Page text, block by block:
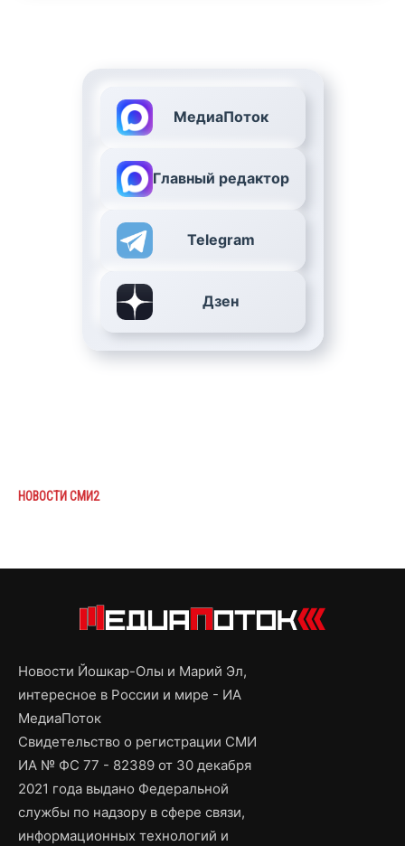
МедиаПоток
Главный редактор
Telegram
Дзен
НОВОСТИ СМИ2
Новости Йошкар-Олы и Марий Эл,
интересное в России и мире - ИА
МедиаПоток
Свидетельство о регистрации СМИ
ИА № ФС 77 - 82389 от 30 декабря
2021 года выдано Федеральной
службы по надзору в сфере связи,
информационных технологий и